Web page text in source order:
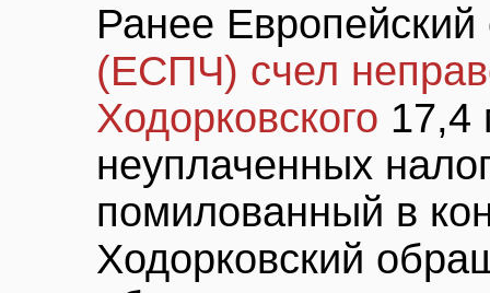
Ранее
(ЕСПЧ) счел
Ходорковского 17,4
неуплаченных
помилованный в
Ходорковский